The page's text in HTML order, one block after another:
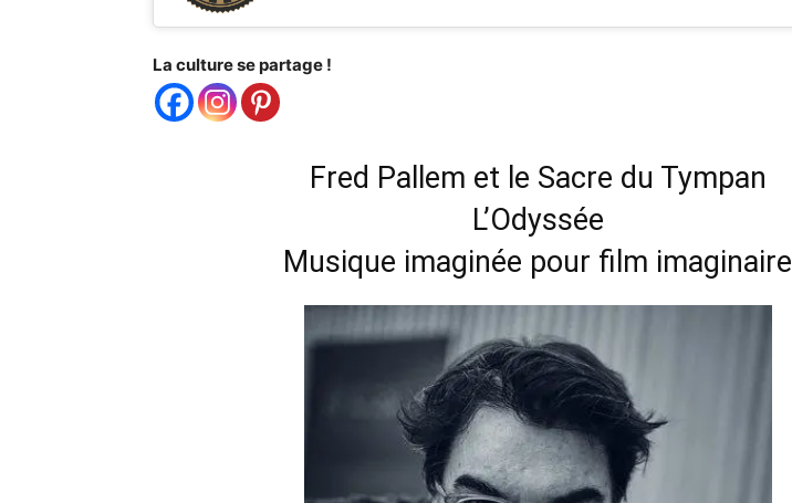
La culture se partage !
Fred Pallem et le Sacre du Tympan
L’Odyssée
Musique imaginée pour film imaginaire